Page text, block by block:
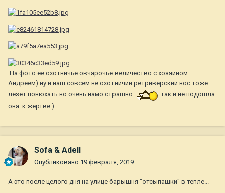
На фото ее охотничье овчарочье величество с хозяином
Андреем) ну и наш совсем не охотничий ретриверский нос тоже
лезет понюхать но очень намо страшно
так и не подошла
она к жертве )
Sofa & Adell
Опубликовано 19 февраля, 2019
А это после целого дня на улице барышня "отсыпашки" в тепле...